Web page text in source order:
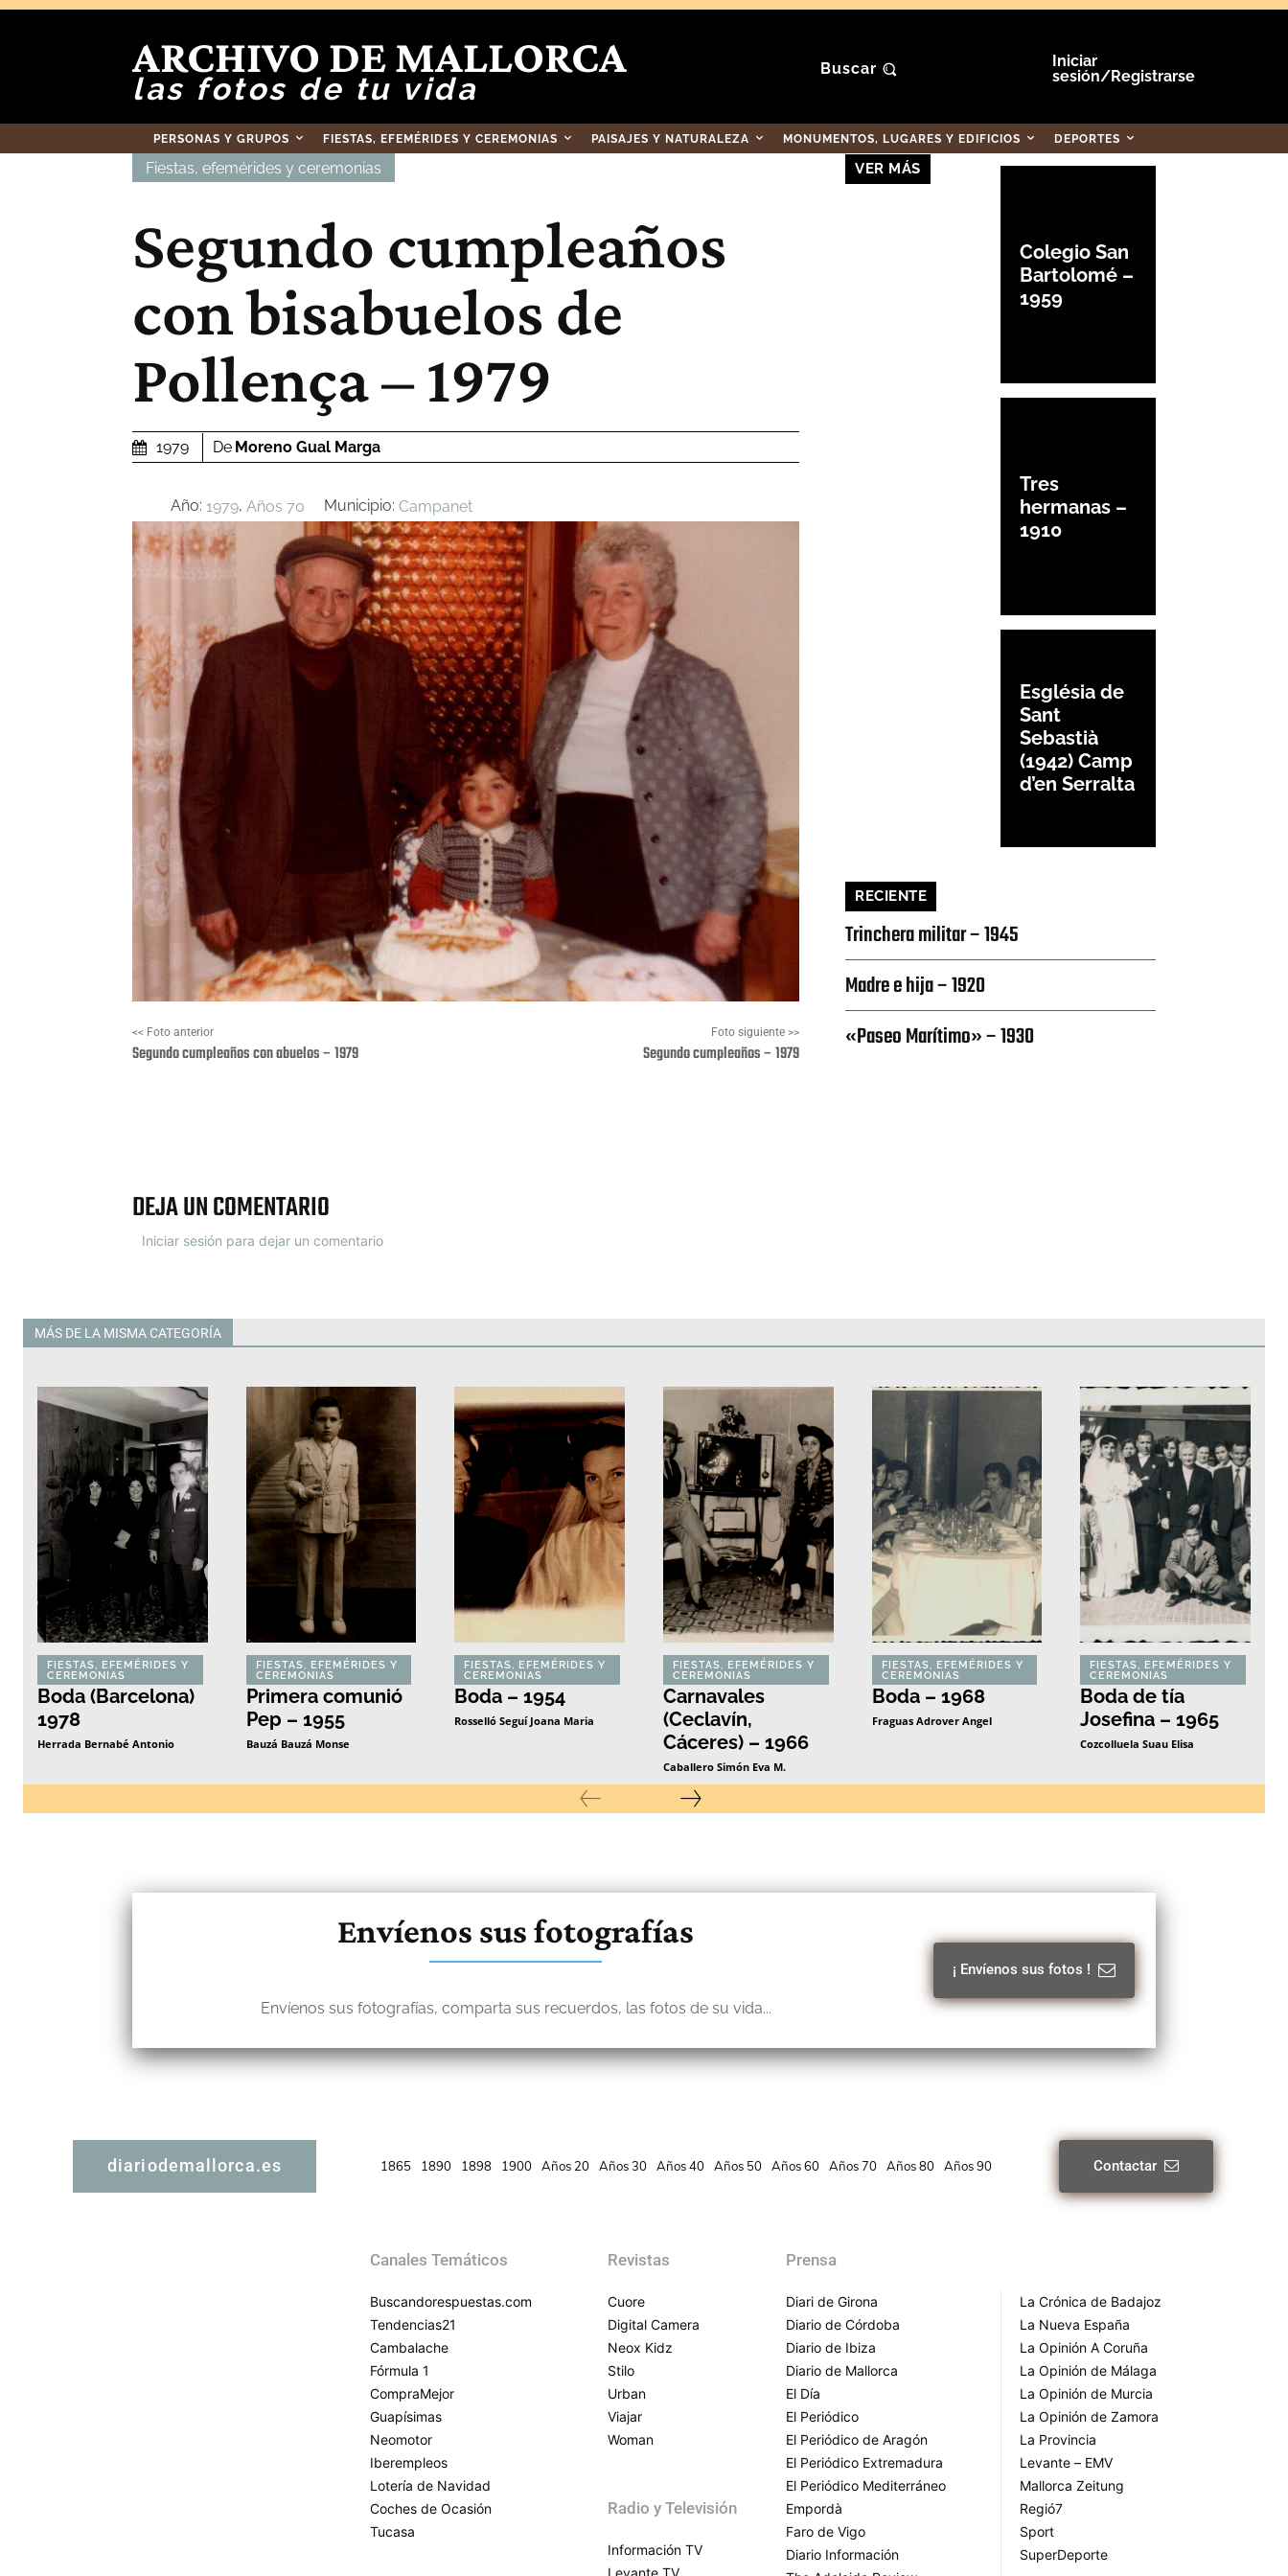
ARCHIVO DE MALLORCA
las fotos de tu vida
Buscar
Iniciar
sesión/Registrarse
PERSONAS Y GRUPOS FIESTAS, EFEMÉRIDES Y CEREMONIAS PAISAJES Y NATURALEZA MONUMENTOS, LUGARES Y EDIFICIOS DEPORTES
Fiestas, efemérides y ceremonias
Segundo cumpleaños
con bisabuelos de
Pollença – 1979
1979 De Moreno Gual Marga
Año: 1979, Años 70 Municipio: Campanet
<< Foto anterior
Segundo cumpleaños con abuelos – 1979
Foto siguiente >>
Segundo cumpleaños – 1979
DEJA UN COMENTARIO
Iniciar sesión para dejar un comentario
VER MÁS
Colegio San
Bartolomé –
1959
Tres
hermanas –
1910
Església de
Sant
Sebastià
(1942) Camp
d’en Serralta
RECIENTE
Trinchera militar – 1945
Madre e hija – 1920
«Paseo Marítimo» – 1930
MÁS DE LA MISMA CATEGORÍA
FIESTAS, EFEMÉRIDES Y
CEREMONIAS
Boda (Barcelona)
1978
Herrada Bernabé Antonio
FIESTAS, EFEMÉRIDES Y
CEREMONIAS
Primera comunió
Pep – 1955
Bauzá Bauzá Monse
FIESTAS, EFEMÉRIDES Y
CEREMONIAS
Boda – 1954
Rosselló Seguí Joana Maria
FIESTAS, EFEMÉRIDES Y
CEREMONIAS
Carnavales
(Ceclavín,
Cáceres) – 1966
Caballero Simón Eva M.
FIESTAS, EFEMÉRIDES Y
CEREMONIAS
Boda – 1968
Fraguas Adrover Angel
FIESTAS, EFEMÉRIDES Y
CEREMONIAS
Boda de tía
Josefina – 1965
Cozcolluela Suau Elisa
Envíenos sus fotografías
Envíenos sus fotografías, comparta sus recuerdos, las fotos de su vida...
¡ Envíenos sus fotos !
diariodemallorca.es 1865 1890 1898 1900 Años 20 Años 30 Años 40 Años 50 Años 60 Años 70 Años 80 Años 90 Contactar
Canales Temáticos
Buscandorespuestas.com
Tendencias21
Cambalache
Fórmula 1
CompraMejor
Guapísimas
Neomotor
Iberempleos
Lotería de Navidad
Coches de Ocasión
Tucasa
Revistas
Cuore
Digital Camera
Neox Kidz
Stilo
Urban
Viajar
Woman
Radio y Televisión
Información TV
Levante TV
Prensa
Diari de Girona
Diario de Córdoba
Diario de Ibiza
Diario de Mallorca
El Día
El Periódico
El Periódico de Aragón
El Periódico Extremadura
El Periódico Mediterráneo
Empordà
Faro de Vigo
Diario Información
La Crónica de Badajoz
La Nueva España
La Opinión A Coruña
La Opinión de Málaga
La Opinión de Murcia
La Opinión de Zamora
La Provincia
Levante – EMV
Mallorca Zeitung
Regió7
Sport
SuperDeporte